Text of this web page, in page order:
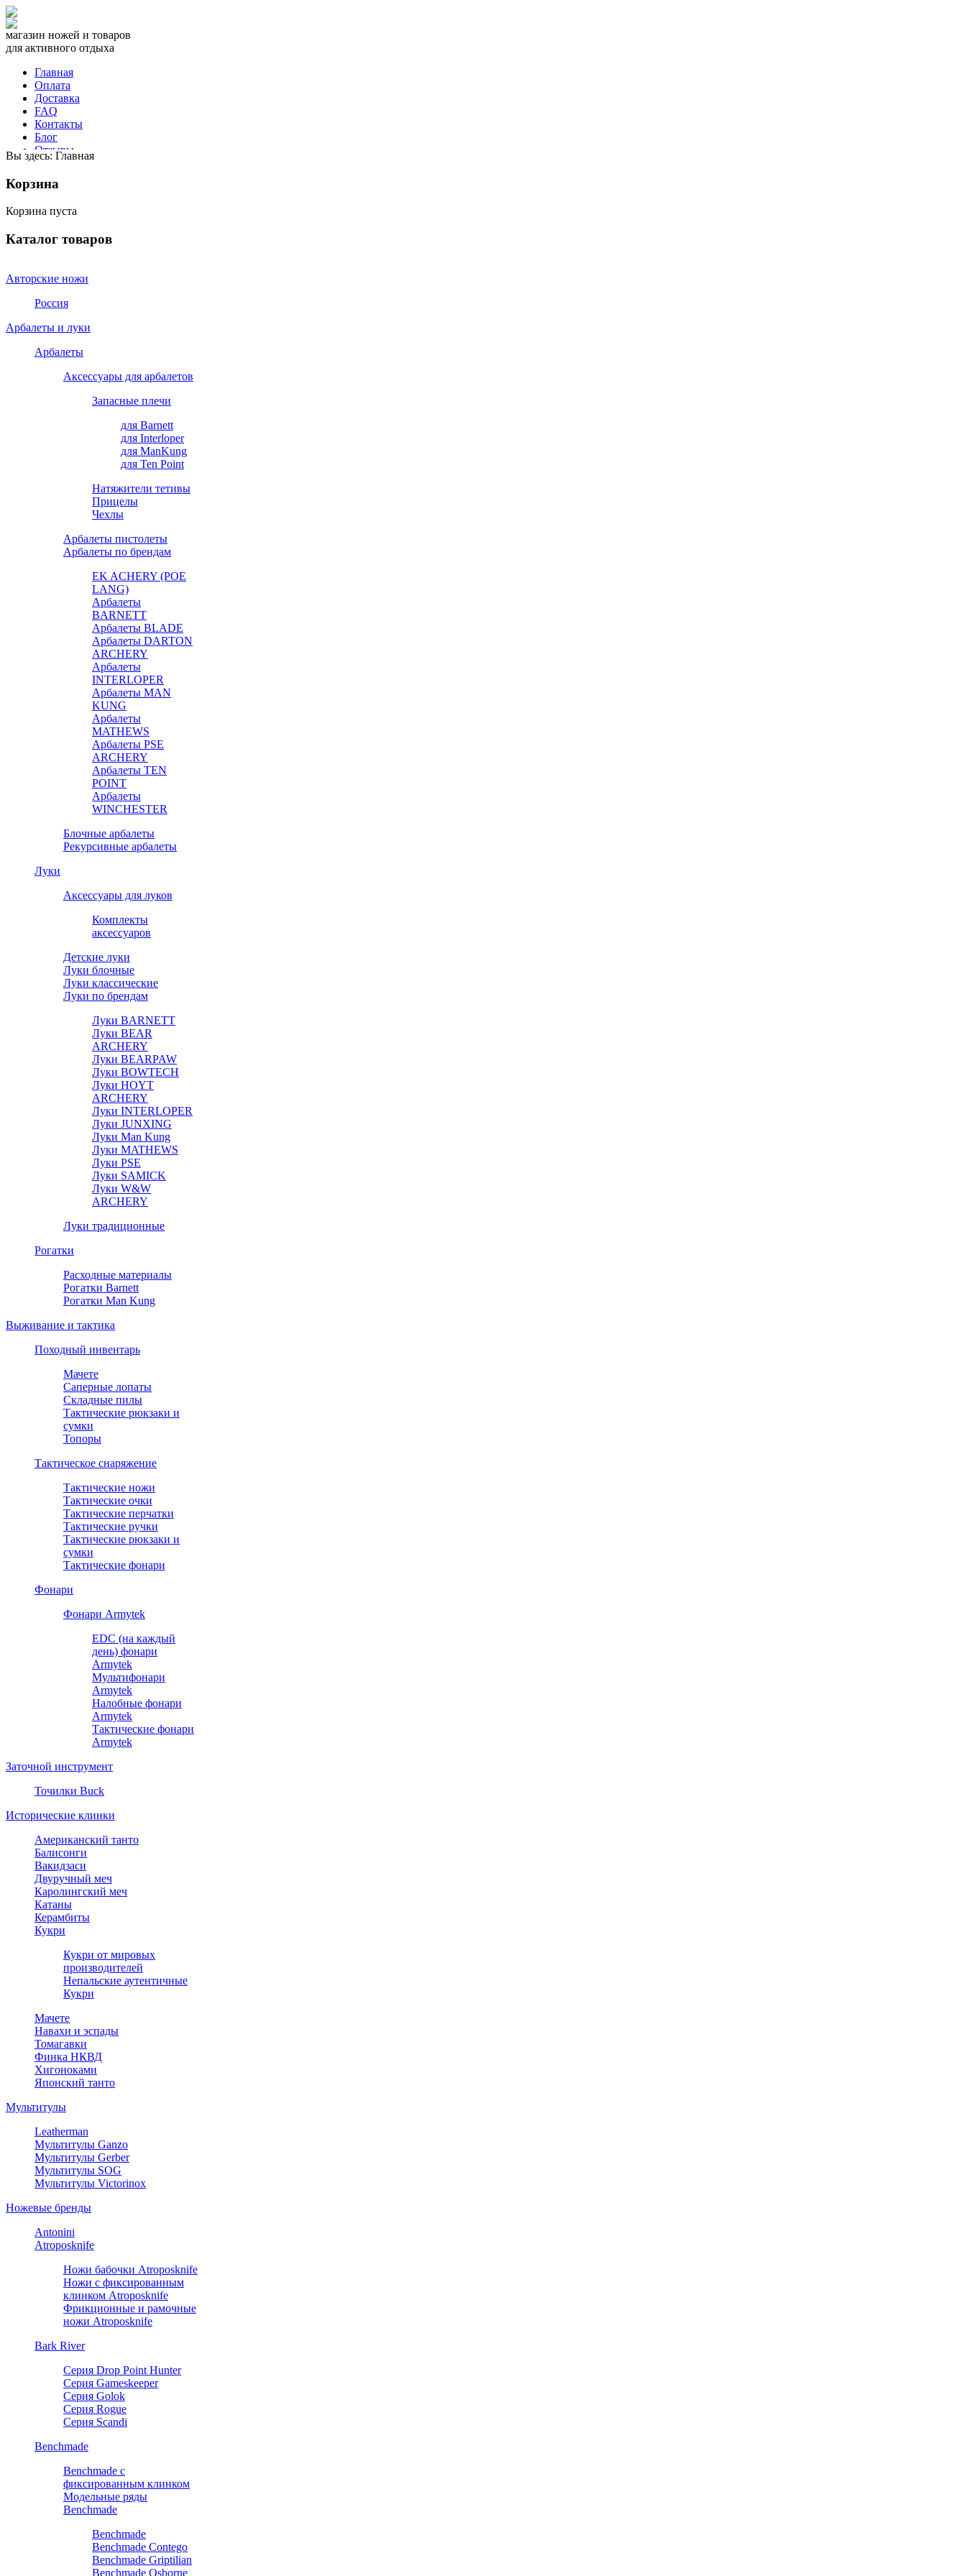
магазин ножей и товаров
для активного отдыха
Главная
Оплата
Доставка
FAQ
Контакты
Блог
Отзывы
СПРАВОЧНИК
звоните прямо сейчас
или напишите нам
Вы здесь: Главная
Корзина
Корзина пуста
Каталог товаров
Авторские ножи
Россия
Арбалеты и луки
Арбалеты
Аксессуары для арбалетов
Запасные плечи
для Barnett
для Interloper
для ManKung
для Ten Point
Натяжители тетивы
Прицелы
Чехлы
Арбалеты пистолеты
Арбалеты по брендам
EK ACHERY (POE
LANG)
Арбалеты
BARNETT
Арбалеты BLADE
Арбалеты DARTON
ARCHERY
Арбалеты
INTERLOPER
Арбалеты MAN
KUNG
Арбалеты
MATHEWS
Арбалеты PSE
ARCHERY
Арбалеты TEN
POINT
Арбалеты
WINCHESTER
Блочные арбалеты
Рекурсивные арбалеты
Луки
Аксессуары для луков
Комплекты
аксессуаров
Детские луки
Луки блочные
Луки классические
Луки по брендам
Луки BARNETT
Луки BEAR
ARCHERY
Луки BEARPAW
Луки BOWTECH
Луки HOYT
ARCHERY
Луки INTERLOPER
Луки JUNXING
Луки Man Kung
Луки MATHEWS
Луки PSE
Луки SAMICK
Луки W&W
ARCHERY
Луки традиционные
Рогатки
Расходные материалы
Рогатки Barnett
Рогатки Man Kung
Выживание и тактика
Походный инвентарь
Мачете
Саперные лопаты
Складные пилы
Тактические рюкзаки и
сумки
Топоры
Тактическое снаряжение
Тактические ножи
Тактические очки
Тактические перчатки
Тактические ручки
Тактические рюкзаки и
сумки
Тактические фонари
Фонари
Фонари Armytek
EDC (на каждый
день) фонари
Armytek
Мультифонари
Armytek
Налобные фонари
Armytek
Тактические фонари
Armytek
Заточной инструмент
Точилки Buck
Исторические клинки
Американский танто
Балисонги
Вакидзаси
Двуручный меч
Каролингский меч
Катаны
Керамбиты
Кукри
Кукри от мировых
производителей
Непальские аутентичные
Кукри
Мачете
Навахи и эспады
Томагавки
Финка НКВД
Хигоноками
Японский танто
Мультитулы
Leatherman
Мультитулы Ganzo
Мультитулы Gerber
Мультитулы SOG
Мультитулы Victorinox
Ножевые бренды
Antonini
Atroposknife
Ножи бабочки Atroposknife
Ножи с фиксированным
клинком Atroposknife
Фрикционные и рамочные
ножи Atroposknife
Bark River
Серия Drop Point Hunter
Серия Gameskeeper
Серия Golok
Серия Rogue
Серия Scandi
Benchmade
Benchmade с
фиксированным клинком
Модельные ряды
Benchmade
Benchmade
Benchmade Contego
Benchmade Griptilian
Benchmade Osborne